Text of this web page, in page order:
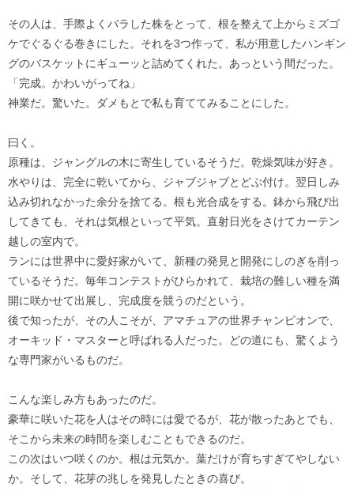
その人は、手際よくバラした株をとって、根を整えて上からミズゴ
ケでぐるぐる巻きにした。それを3つ作って、私が用意したハンギン
グのバスケットにギューッと詰めてくれた。あっという間だった。
「完成。かわいがってね」
神業だ。驚いた。ダメもとで私も育ててみることにした。
曰く。
原種は、ジャングルの木に寄生しているそうだ。乾燥気味が好き。
水やりは、完全に乾いてから、ジャブジャブとどぶ付け。翌日しみ
込み切れなかった余分を捨てる。根も光合成をする。鉢から飛び出
してきても、それは気根といって平気。直射日光をさけてカーテン
越しの室内で。
ランには世界中に愛好家がいて、新種の発見と開発にしのぎを削っ
ているそうだ。毎年コンテストがひらかれて、栽培の難しい種を満
開に咲かせて出展し、完成度を競うのだという。
後で知ったが、その人こそが、アマチュアの世界チャンピオンで、
オーキッド・マスターと呼ばれる人だった。どの道にも、驚くよう
な専門家がいるものだ。
こんな楽しみ方もあったのだ。
豪華に咲いた花を人はその時には愛でるが、花が散ったあとでも、
そこから未来の時間を楽しむこともできるのだ。
この次はいつ咲くのか。根は元気か。葉だけが育ちすぎてやしない
か。そして、花芽の兆しを発見したときの喜び。